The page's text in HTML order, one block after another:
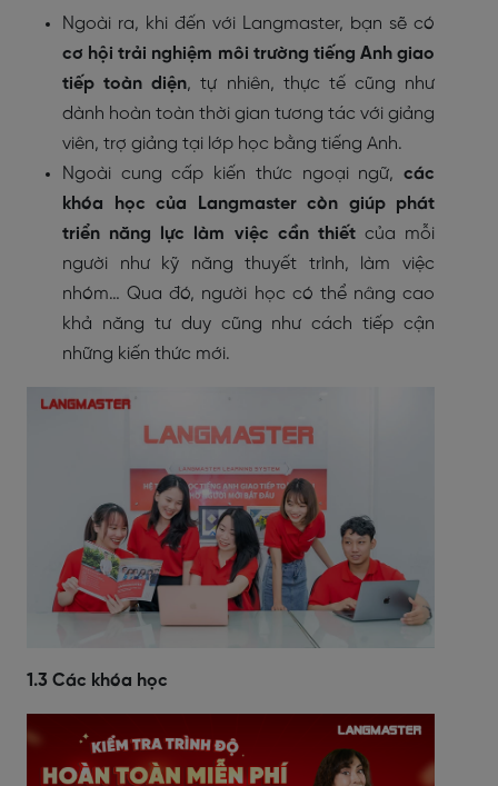
Ngoài ra, khi đến với Langmaster, bạn sẽ có
cơ hội trải nghiệm môi trường tiếng Anh giao
tiếp toàn diện, tự nhiên, thực tế cũng như
dành hoàn toàn thời gian tương tác với giảng
viên, trợ giảng tại lớp học bằng tiếng Anh.
Ngoài cung cấp kiến thức ngoại ngữ, các
khóa học của Langmaster còn giúp phát
triển năng lực làm việc cần thiếtcủa mỗi
người như kỹ năng thuyết trình, làm việc
nhóm… Qua đó, người học có thể nâng cao
khả năng tư duy cũng như cách tiếp cận
những kiến thức mới.
1.3 Các khóa học